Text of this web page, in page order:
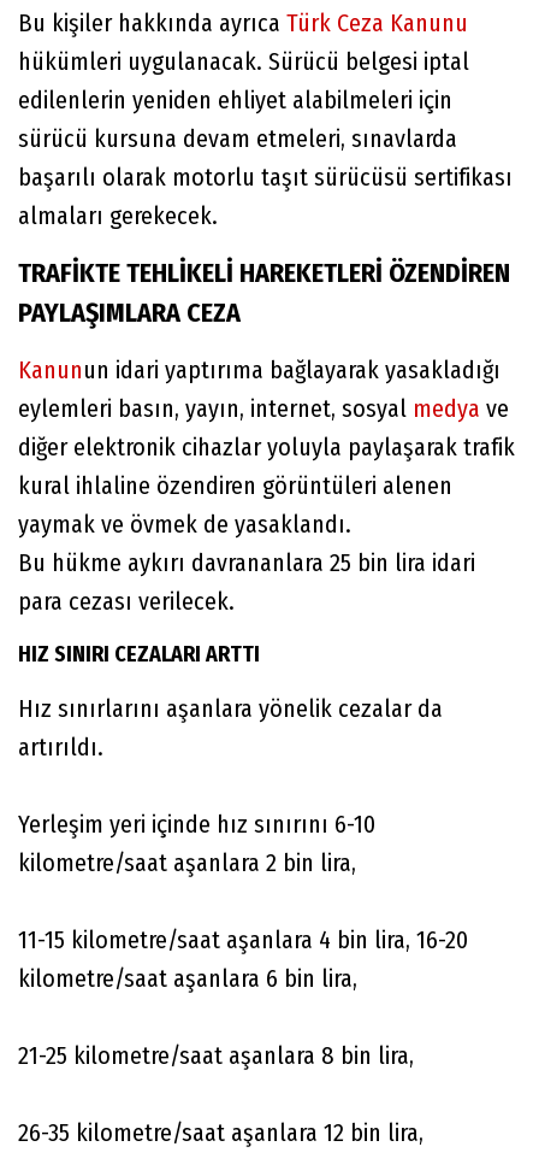
Bu kişiler hakkında ayrıca Türk Ceza Kanunu
hükümleri uygulanacak. Sürücü belgesi iptal
edilenlerin yeniden ehliyet alabilmeleri için
sürücü kursuna devam etmeleri, sınavlarda
başarılı olarak motorlu taşıt sürücüsü sertifikası
almaları gerekecek.
TRAFİKTE TEHLİKELİ HAREKETLERİ ÖZENDİREN
PAYLAŞIMLARA CEZA
Kanunun idari yaptırıma bağlayarak yasakladığı
eylemleri basın, yayın, internet, sosyal medya ve
diğer elektronik cihazlar yoluyla paylaşarak trafik
kural ihlaline özendiren görüntüleri alenen
yaymak ve övmek de yasaklandı.
Bu hükme aykırı davrananlara 25 bin lira idari
para cezası verilecek.
HIZ SINIRI CEZALARI ARTTI
Hız sınırlarını aşanlara yönelik cezalar da
artırıldı.
Yerleşim yeri içinde hız sınırını 6-10
kilometre/saat aşanlara 2 bin lira,
11-15 kilometre/saat aşanlara 4 bin lira, 16-20
kilometre/saat aşanlara 6 bin lira,
21-25 kilometre/saat aşanlara 8 bin lira,
26-35 kilometre/saat aşanlara 12 bin lira,